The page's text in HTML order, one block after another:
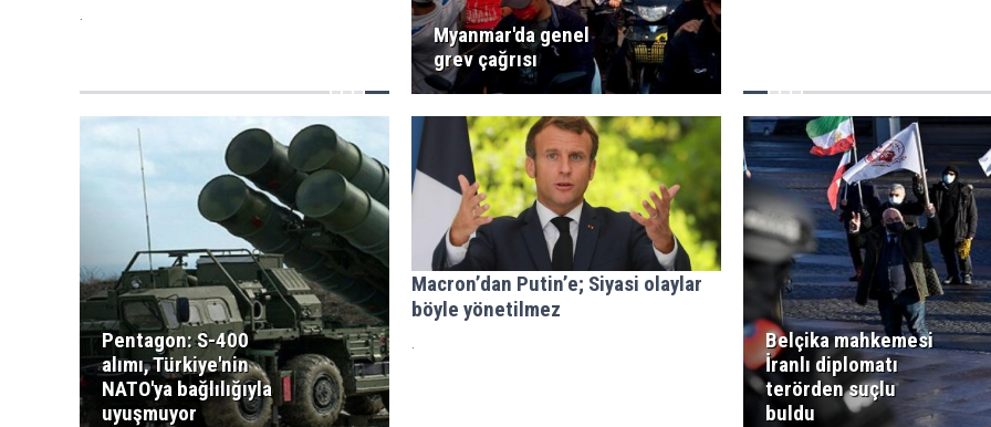
.
Myanmar'da genel
grev çağrısı
Pentagon: S-400
alımı, Türkiye'nin
NATO'ya bağlılığıyla
uyuşmuyor
Macron’dan Putin’e; Siyasi olaylar
böyle yönetilmez
.
Belçika mahkemesi
İranlı diplomatı
terörden suçlu
buldu